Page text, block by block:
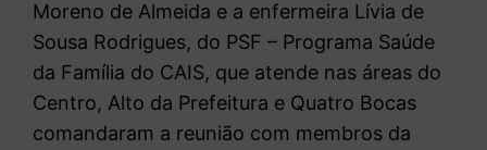
Moreno de Almeida e a enfermeira Lívia de
Sousa Rodrigues, do PSF – Programa Saúde
da Família do CAIS, que atende nas áreas do
Centro, Alto da Prefeitura e Quatro Bocas
comandaram a reunião com membros da